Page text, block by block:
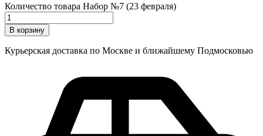
Количество товара Набор №7 (23 февраля)
В корзину
Курьерская доставка по Москве и ближайшему Подмосковью